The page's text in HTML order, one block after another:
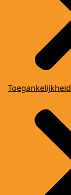
Toegankelijkheid